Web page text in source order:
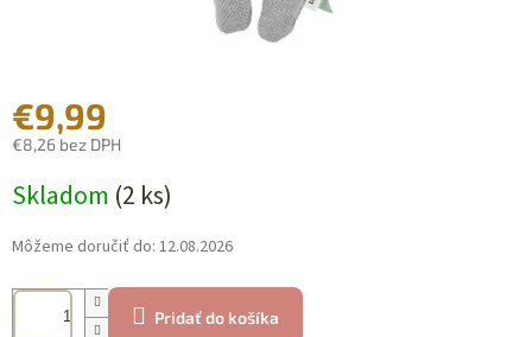
€9,99
€8,26 bez DPH
cena:
Skladom (2 ks)
Môžeme doručiť do: 12.08.2026
Pridať do košíka